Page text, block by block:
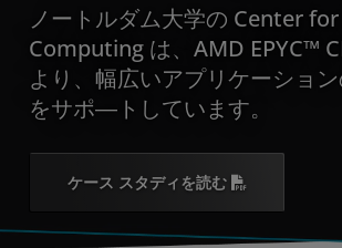
ノートルダム大学の Center
Computing は、AMD EPYC™
より、幅広いアプリケーショ
をサポ―トしています。
ケース スタディを読む